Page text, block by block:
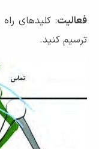
فعالیت: کلیدهای
ترسیم کنید.